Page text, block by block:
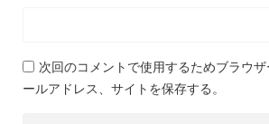
次回のコメントで使用するためブラウ
ールアドレス、サイトを保存する。